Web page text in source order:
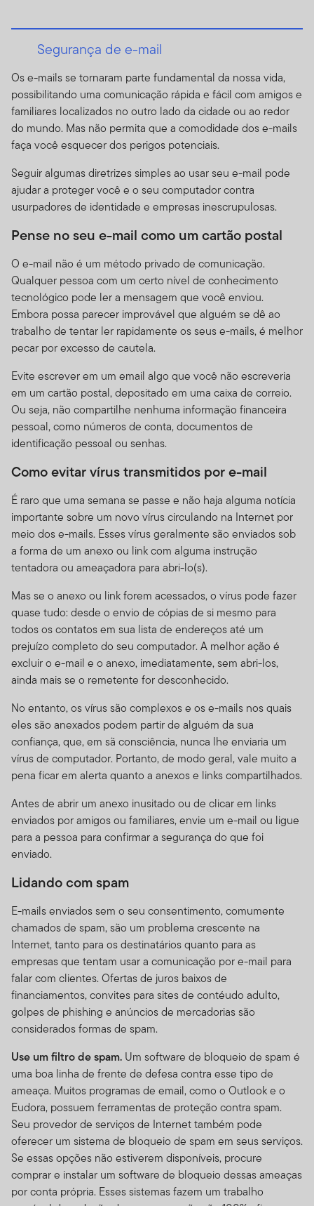
Segurança de e-mail
Os e-mails se tornaram parte fundamental da nossa vida,
possibilitando uma comunicação rápida e fácil com amigos e
familiares localizados no outro lado da cidade ou ao redor
do mundo. Mas não permita que a comodidade dos e-mails
faça você esquecer dos perigos potenciais.
Seguir algumas diretrizes simples ao usar seu e-mail pode
ajudar a proteger você e o seu computador contra
usurpadores de identidade e empresas inescrupulosas.
Pense no seu e-mail como um cartão postal
O e-mail não é um método privado de comunicação.
Qualquer pessoa com um certo nível de conhecimento
tecnológico pode ler a mensagem que você enviou.
Embora possa parecer improvável que alguém se dê ao
trabalho de tentar ler rapidamente os seus e-mails, é melhor
pecar por excesso de cautela.
Evite escrever em um email algo que você não escreveria
em um cartão postal, depositado em uma caixa de correio.
Ou seja, não compartilhe nenhuma informação financeira
pessoal, como números de conta, documentos de
identificação pessoal ou senhas.
Como evitar vírus transmitidos por e-mail
É raro que uma semana se passe e não haja alguma notícia
importante sobre um novo vírus circulando na Internet por
meio dos e-mails. Esses vírus geralmente são enviados sob
a forma de um anexo ou link com alguma instrução
tentadora ou ameaçadora para abri-lo(s).
Mas se o anexo ou link forem acessados, o vírus pode fazer
quase tudo: desde o envio de cópias de si mesmo para
todos os contatos em sua lista de endereços até um
prejuízo completo do seu computador. A melhor ação é
excluir o e-mail e o anexo, imediatamente, sem abri-los,
ainda mais se o remetente for desconhecido.
No entanto, os vírus são complexos e os e-mails nos quais
eles são anexados podem partir de alguém da sua
confiança, que, em sã consciência, nunca lhe enviaria um
vírus de computador. Portanto, de modo geral, vale muito a
pena ficar em alerta quanto a anexos e links compartilhados.
Antes de abrir um anexo inusitado ou de clicar em links
enviados por amigos ou familiares, envie um e-mail ou ligue
para a pessoa para confirmar a segurança do que foi
enviado.
Lidando com spam
E-mails enviados sem o seu consentimento, comumente
chamados de spam, são um problema crescente na
Internet, tanto para os destinatários quanto para as
empresas que tentam usar a comunicação por e-mail para
falar com clientes. Ofertas de juros baixos de
financiamentos, convites para sites de contéudo adulto,
golpes de phishing e anúncios de mercadorias são
considerados formas de spam.
Use um filtro de spam. Um software de bloqueio de spam é
uma boa linha de frente de defesa contra esse tipo de
ameaça. Muitos programas de email, como o Outlook e o
Eudora, possuem ferramentas de proteção contra spam.
Seu provedor de serviços de Internet também pode
oferecer um sistema de bloqueio de spam em seus serviços.
Se essas opções não estiverem disponíveis, procure
comprar e instalar um software de bloqueio dessas ameaças
por conta própria. Esses sistemas fazem um trabalho
solicitação para que se compra ou se ofereça para
venda um título, ou qualquer outro produto ou serviço,
solicitação, oferta, compra ou venda seja considerada
ilegal pelas leis de tal jurisdição. SE VOCÊ ESTIVER EM
DÚVIDA sobre qualquer uma das restrições de venda,
por favor consulte o seu corretor, advogado, contador,
gerente de banco ou consultor particular.
Uso Autorizado, Usuários e
Conta de Acesso Online
Uso pessoal.Esse Site existe apenas para seu uso
formalmente acordado condições diferentes.
Esse site é dirigido a certos negociadores qualificados
que possuem clientes com investimentos nos produtos
Franklin Templeton, e que morem fora dos Estados
Unidos. Também dirigido a investidores dos produtos
escolher acessar esse site de lugares de dentro dos
Estados Unidos, o faz por seu próprio risco e iniciativa, e
é responsável pelo cumprimento de todas as leis
aplicáveis.
conta de acesso através de nosso Site, é responsável
único por manter a confiabilidade de sua conta e de sua
senha (ou Número de Identificação Pessoal - PIN) e por
controlar o acesso em seu computador. Você concorda
em assumir todas as responsabilidades do que ocorrer
dentro de sua conta e do uso da senha sob sua
conduta ou negligência. Notifique-nos imediatamente
se você tomar consciência de algum tipo de perda,
exibição/uso não autorizado ou roubo de sua senha.
Não há pedidos. Nada neste Site deve ser considerado
como um pedido de compra, ou oferta e venda, ou
ainda recomendação para algum título, produto ou
serviço para qualquer pessoa em qualquer jurisdição
em que tal solicitação, oferta, compra ou venda seja
considerada ilegal pelas leis de tal jurisdição.
Não há recomendação de investimentos ou
consultoria pessoal; uso das ferramentas.Este site não
pretende oferecer qualquer consultoria sobre impostos,
aspectos legais, seguros ou dicas de investimento, e
nada nesse Site deve ser visto como uma
recomendação, de nossa parte ou da de terceiros, para
que se adquira ou se abra mão de qualquer título ou
participe de qualquer estratégia ou transação ligadas a
investimentos. Enquanto algumas das ferramentas
disponíveis no Site pode prover análises financeiras e
de investimentos através do uso de suas próprias
convicções pessoais, esses resultados não devem ser
encarados como nossos conselhos ou recomendações
de investimento. A não ser que esteja especialmente
especificado, você sozinho é o único responsável por
determinar se um investimento, título, estratégia ou
produto/serviço é apropriado ou conveniente a você,
baseado em seus objetivos de investimento e situação
financeira pessoal. Você deve consultar um advogado
ou profissional fiscal sobre sua situação relativa a leis e
impostos.
Utilização Proibida e Meios
de Acesso
Utilização Proibida.Porque todos os servidores têm um